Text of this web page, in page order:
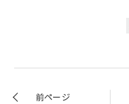
前ページ